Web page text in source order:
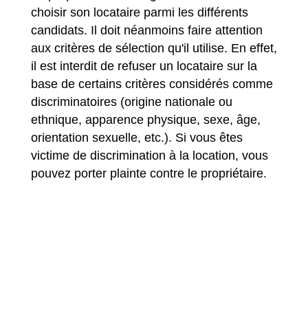
choisir son locataire parmi les différents
candidats. Il doit néanmoins faire attention
aux critères de sélection qu'il utilise. En effet,
il est interdit de refuser un locataire sur la
base de certains critères considérés comme
discriminatoires (origine nationale ou
ethnique, apparence physique, sexe, âge,
orientation sexuelle, etc.). Si vous êtes
victime de discrimination à la location, vous
pouvez porter plainte contre le propriétaire.